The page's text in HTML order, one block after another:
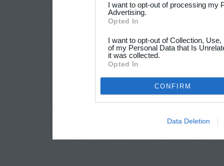
I want to opt-out of processing my
Advertising.
Opted In
I want to opt-out of Collection,
of my Personal Data that Is
it was collected.
Opted In
CONFIRM
Data Deletion